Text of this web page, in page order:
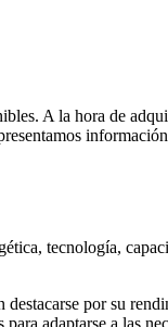
A la hora de
tecnología,
destacarse por su
adaptarse a las